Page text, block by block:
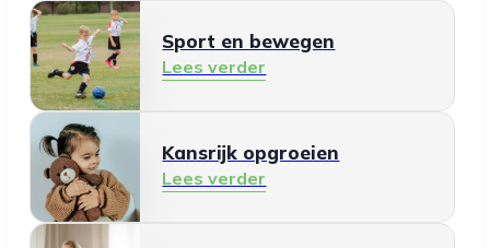
Sport en bewegen
Lees verder
Kansrijk opgroeien
Lees verder